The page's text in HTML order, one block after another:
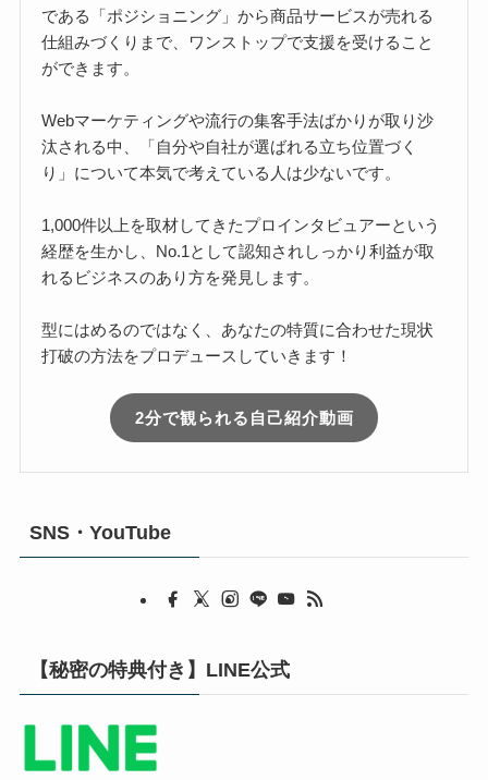
である「ポジショニング」から商品サービスが売れる
仕組みづくりまで、ワンストップで支援を受けること
ができます。
Webマーケティングや流行の集客手法ばかりが取り沙
汰される中、「自分や自社が選ばれる立ち位置づく
り」について本気で考えている人は少ないです。
1,000件以上を取材してきたプロインタビュアーという
経歴を生かし、No.1として認知されしっかり利益が取
れるビジネスのあり方を発見します。
型にはめるのではなく、あなたの特質に合わせた現状
打破の方法をプロデュースしていきます！
2分で観られる自己紹介動画
SNS・YouTube
【秘密の特典付き】LINE公式